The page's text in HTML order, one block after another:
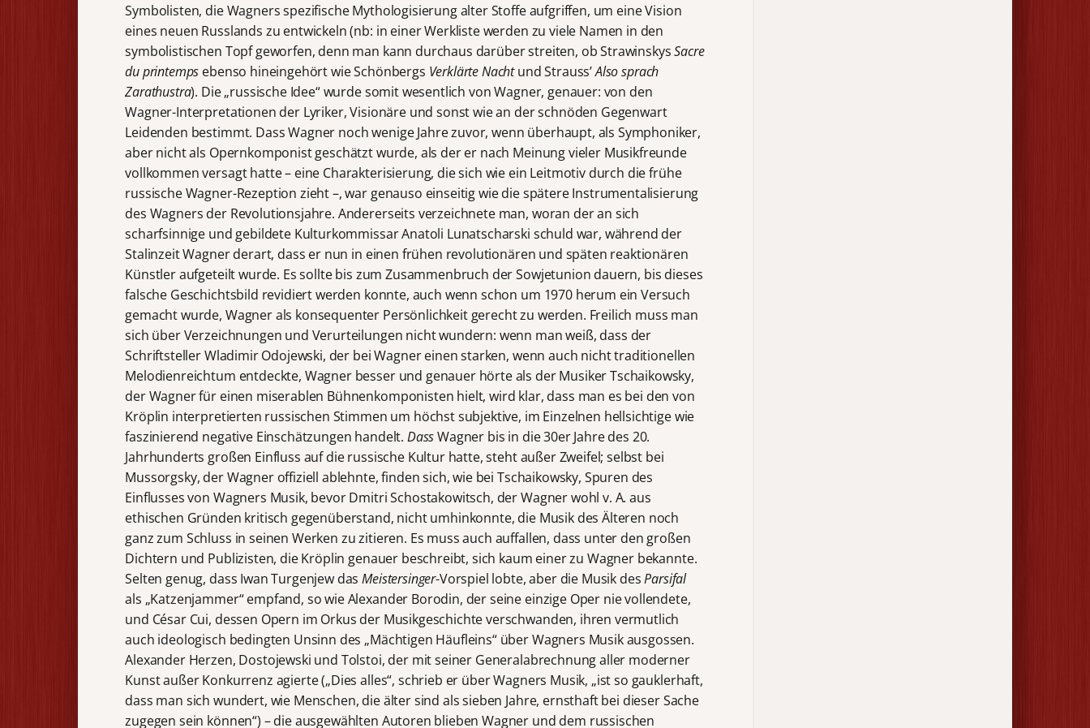
Symbolisten, die Wagners spezifische Mythologisierung alter Stoffe aufgriffen, um eine Vision
eines neuen Russlands zu entwickeln (nb: in einer Werkliste werden zu viele Namen in den
symbolistischen Topf geworfen, denn man kann durchaus darüber streiten, ob StrawinskysSacre
du printemps ebenso hineingehört wie Schönbergs Verklärte Nachtund Strauss’Also sprach
Zarathustra). Die „russische Idee“ wurde somit wesentlich von Wagner, genauer: von den
Wagner-Interpretationen der Lyriker, Visionäre und sonst wie an der schnöden Gegenwart
Leidenden bestimmt. Dass Wagner noch wenige Jahre zuvor, wenn überhaupt, als Symphoniker,
aber nicht als Opernkomponist geschätzt wurde, als der er nach Meinung vieler Musikfreunde
vollkommen versagt hatte – eine Charakterisierung, die sich wie ein Leitmotiv durch die frühe
russische Wagner-Rezeption zieht –, war genauso einseitig wie die spätere Instrumentalisierung
des Wagners der Revolutionsjahre. Andererseits verzeichnete man, woran der an sich
scharfsinnige und gebildete Kulturkommissar Anatoli Lunatscharski schuld war, während der
Stalinzeit Wagner derart, dass er nun in einen frühen revolutionären und späten reaktionären
Künstler aufgeteilt wurde. Es sollte bis zum Zusammenbruch der Sowjetunion dauern, bis dieses
falsche Geschichtsbild revidiert werden konnte, auch wenn schon um 1970 herum ein Versuch
gemacht wurde, Wagner als konsequenter Persönlichkeit gerecht zu werden. Freilich muss man
sich über Verzeichnungen und Verurteilungen nicht wundern: wenn man weiß, dass der
Schriftsteller Wladimir Odojewski, der bei Wagner einen starken, wenn auch nicht traditionellen
Melodienreichtum entdeckte, Wagner besser und genauer hörte als der Musiker Tschaikowsky,
der Wagner für einen miserablen Bühnenkomponisten hielt, wird klar, dass man es bei den von
Kröplin interpretierten russischen Stimmen um höchst subjektive, im Einzelnen hellsichtige wie
faszinierend negative Einschätzungen handelt. DassWagner bis in die 30er Jahre des 20.
Jahrhunderts großen Einfluss auf die russische Kultur hatte, steht außer Zweifel; selbst bei
Mussorgsky, der Wagner offiziell ablehnte, finden sich, wie bei Tschaikowsky, Spuren des
Einflusses von Wagners Musik, bevor Dmitri Schostakowitsch, der Wagner wohl v. A. aus
ethischen Gründen kritisch gegenüberstand, nicht umhinkonnte, die Musik des Älteren noch
ganz zum Schluss in seinen Werken zu zitieren. Es muss auch auffallen, dass unter den großen
Dichtern und Publizisten, die Kröplin genauer beschreibt, sich kaum einer zu Wagner bekannte.
Selten genug, dass Iwan Turgenjew dasMeistersinger-Vorspiel lobte, aber die Musik desParsifal
als „Katzenjammer“ empfand, so wie Alexander Borodin, der seine einzige Oper nie vollendete,
und César Cui, dessen Opern im Orkus der Musikgeschichte verschwanden, ihren vermutlich
auch ideologisch bedingten Unsinn des „Mächtigen Häufleins“ über Wagners Musik ausgossen.
Alexander Herzen, Dostojewski und Tolstoi, der mit seiner Generalabrechnung aller moderner
Kunst außer Konkurrenz agierte („Dies alles“, schrieb er über Wagners Musik, „ist so gauklerhaft,
dass man sich wundert, wie Menschen, die älter sind als sieben Jahre, ernsthaft bei dieser Sache
zugegen sein können“) – die ausgewählten Autoren blieben Wagner und dem russischen